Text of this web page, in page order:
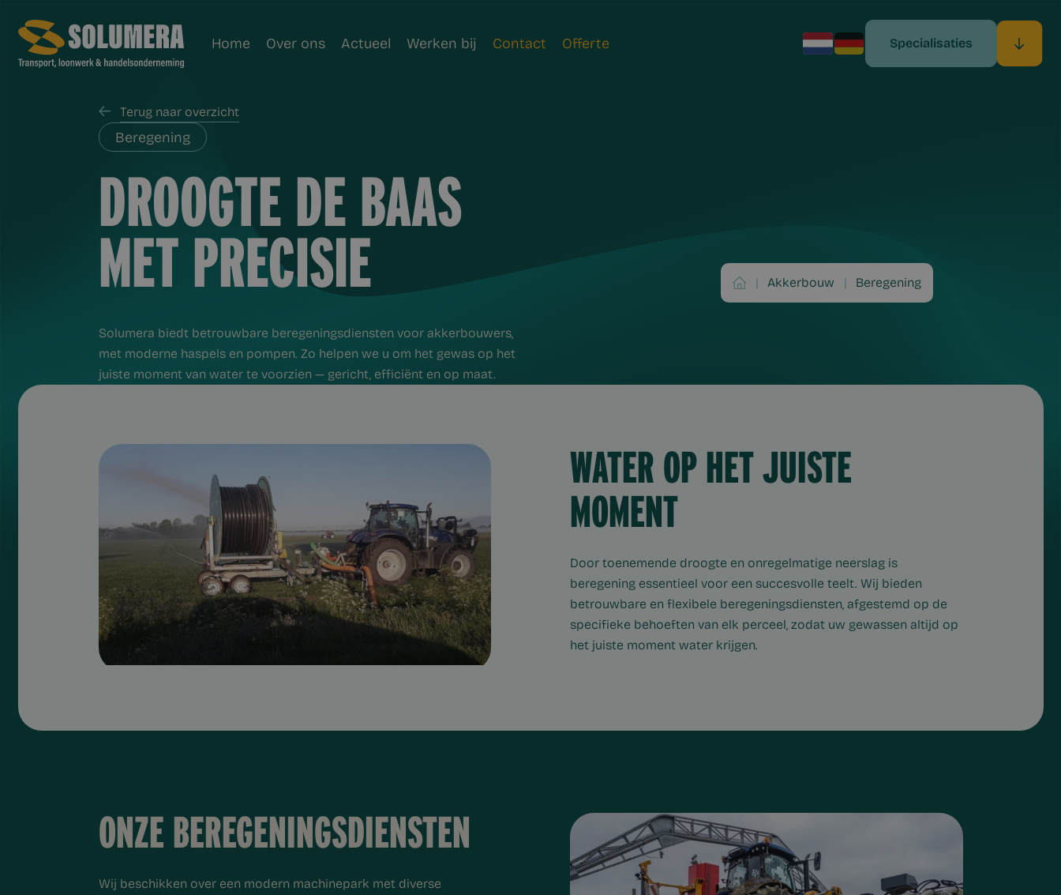
Home Over ons Actueel Werken bij Contact Offerte Specialisaties
| Akkerbouw | Beregening
Terug naar overzicht
Beregening
DROOGTE DE BAAS
MET PRECISIE
Solumera biedt betrouwbare beregeningsdiensten voor akkerbouwers,
met moderne haspels en pompen. Zo helpen we u om het gewas op het
juiste moment van water te voorzien — gericht, efficiënt en op maat.
WATER OP HET JUISTE
MOMENT
Door toenemende droogte en onregelmatige neerslag is
beregening essentieel voor een succesvolle teelt. Wij bieden
betrouwbare en flexibele beregeningsdiensten, afgestemd op de
specifieke behoeften van elk perceel, zodat uw gewassen altijd op
het juiste moment water krijgen.
ONZE BEREGENINGSDIENSTEN
Wij beschikken over een modern machinepark met diverse